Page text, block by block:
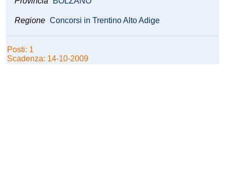
Regione Concorsi in Trentino Alto Adige
Posti: 1
Scadenza: 14-10-2009